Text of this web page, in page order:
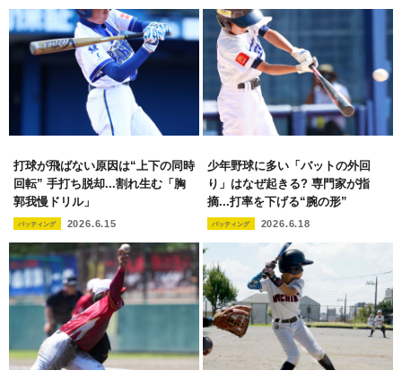
打球が飛ばない原因は“上下の同時
回転” 手打ち脱却...割れ生む「胸
郭我慢ドリル」
バッティング 2026.6.15
少年野球に多い「バットの外回
り」はなぜ起きる? 専門家が指
摘...打率を下げる“腕の形”
バッティング 2026.6.18